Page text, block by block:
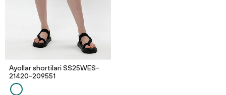
Ayollar shortilari SS25WES-
21420-209551